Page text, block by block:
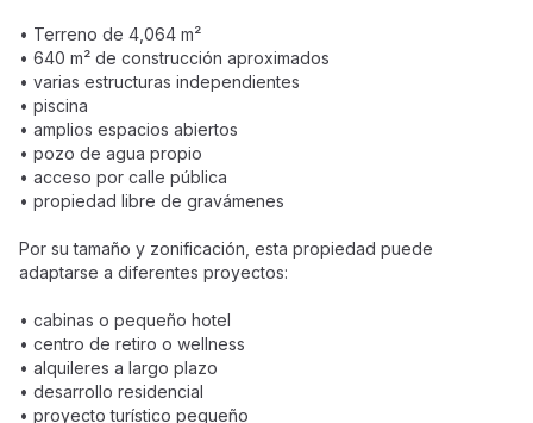
• Terreno de 4,064 m²
• 640 m² de construcción aproximados
• varias estructuras independientes
• piscina
• amplios espacios abiertos
• pozo de agua propio
• acceso por calle pública
• propiedad libre de gravámenes
Por su tamaño y zonificación, esta propiedad puede
adaptarse a diferentes proyectos:
• cabinas o pequeño hotel
• centro de retiro o wellness
• alquileres a largo plazo
• desarrollo residencial
• proyecto turístico pequeño